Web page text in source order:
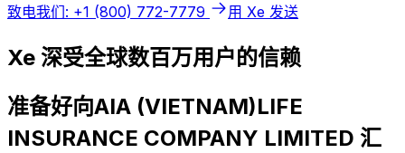
致电我们: +1 (800) 772-7779 用 Xe 发送
Xe 深受全球数百万用户的信赖
准备好向AIA (VIETNAM)LIFE
INSURANCE COMPANY LIMITED 汇